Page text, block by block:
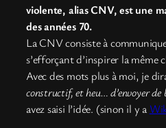
violente, alias CNV, est une
des années 70.
La CNV consiste à
s’efforçant d’inspirer la même
Avec des mots plus à moi, je
constructif, et heu… d’envoyer de
avez saisi l’idée. (sinon il y a